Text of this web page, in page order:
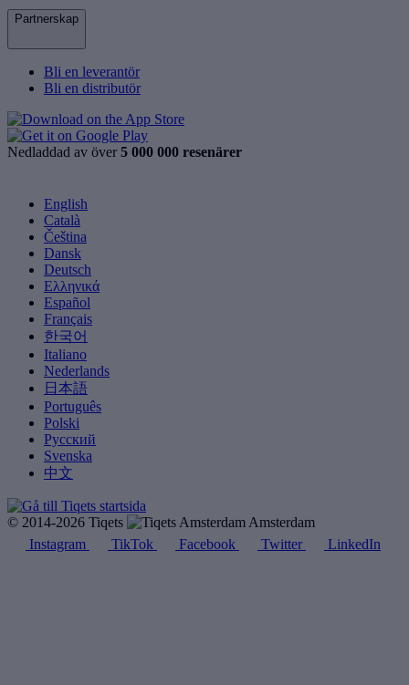
Partnerskap
Bli en leverantör
Bli en distributör
Nedladdad av över 5 000 000 resenärer
English
Català
Čeština
Dansk
Deutsch
Ελληνικά
Español
Français
한국어
Italiano
Nederlands
日本語
Português
Polski
Русский
Svenska
中文
© 2014-2026 Tiqets
Amsterdam
Instagram
TikTok Facebook Twitter LinkedIn